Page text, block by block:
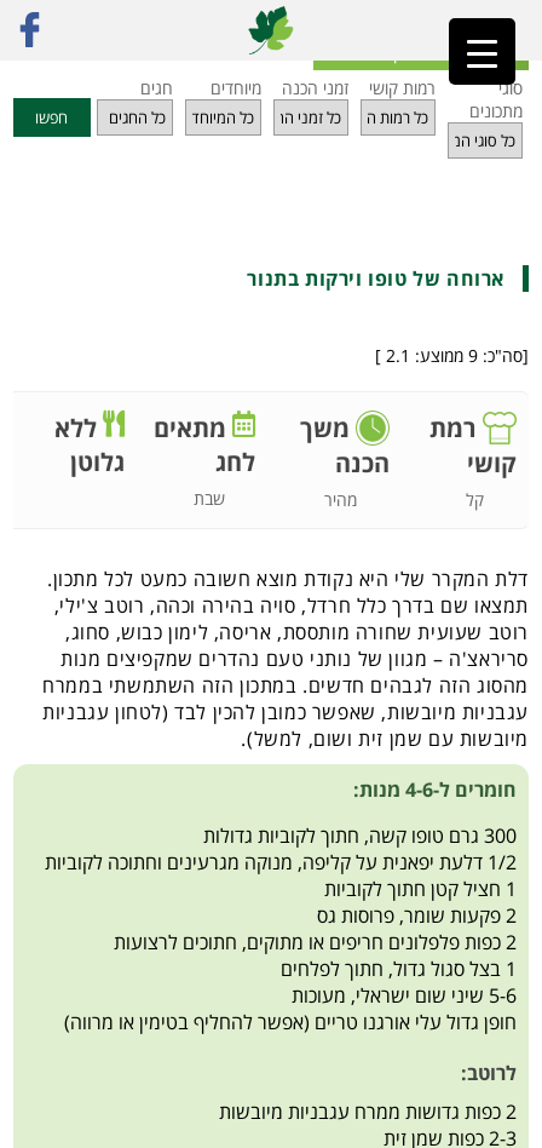
ראשי»מתכונים ארוחה של טופו וירקות בתנור
חזרה לאינדקס מתכונים
סוגי
מתכונים
רמות קושי זמני הכנה מיוחדים חגים
חפשו
ארוחה של טופו וירקות בתנור
[סה"כ: 9 ממוצע: 2.1
]
רמת
קושי
קל
משך
הכנה
מהיר
מתאים
לחג
שבת
ללא
גלוטן
דלת המקרר שלי היא נקודת מוצא חשובה כמעט לכל מתכון.
תמצאו שם בדרך כלל חרדל, סויה בהירה וכהה, רוטב צ'ילי,
רוטב שעועית שחורה מותססת, אריסה, לימון כבוש, סחוג,
סריראצ'ה – מגוון של נותני טעם נהדרים שמקפיצים מנות
מהסוג הזה לגבהים חדשים. במתכון הזה השתמשתי בממרח
עגבניות מיובשות, שאפשר כמובן להכין לבד (לטחון עגבניות
מיובשות עם שמן זית ושום, למשל).
חומרים ל-4-6 מנות:
300 גרם טופו קשה, חתוך לקוביות גדולות
1/2 דלעת יפאנית על קליפה, מנוקה מגרעינים וחתוכה לקוביות
1 חציל קטן חתוך לקוביות
2 פקעות שומר, פרוסות גס
2 כפות פלפלונים חריפים או מתוקים, חתוכים לרצועות
1 בצל סגול גדול, חתוך לפלחים
5-6 שיני שום ישראלי, מעוכות
חופן גדול עלי אורגנו טריים (אפשר להחליף בטימין או מרווה)
לרוטב:
2 כפות גדושות ממרח עגבניות מיובשות
2-3 כפות שמן זית